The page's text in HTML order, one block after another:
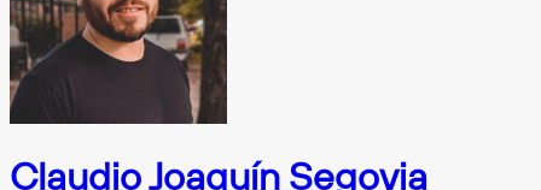
Claudio Joaquín Segovia